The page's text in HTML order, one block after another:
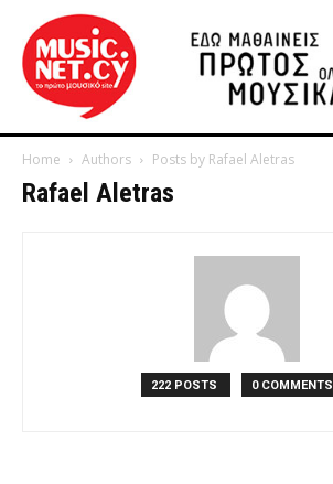
Home Authors Posts by Rafael Aletras
Rafael Aletras
222 POSTS 0 COMMENTS